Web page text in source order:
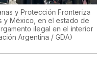
y Protección Fronteriza
y México, en el estado de
ilegal en el interior
Argentina / GDA)